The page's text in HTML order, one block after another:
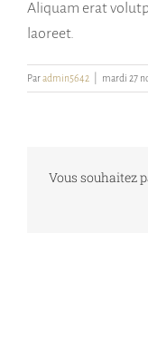
Aliquam erat
laoreet.
Paradmin5642 mardi 27
Vous souhaitez